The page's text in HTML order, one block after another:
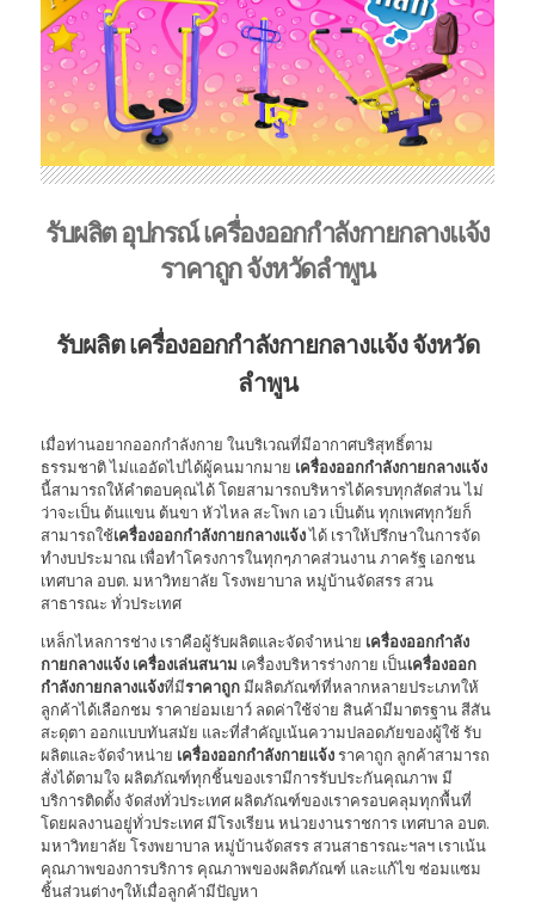
รับผลิต อุปกรณ์ เครื่องออกกำลังกายกลางแจ้ง
ราคาถูก จังหวัดลำพูน
รับผลิต เครื่องออกกำลังกายกลางแจ้ง จังหวัด
ลำพูน
เมื่อท่านอยากออกกำลังกาย ในบริเวณที่มีอากาศบริสุทธิ์ตาม
ธรรมชาติ ไม่แออัดไปได้ผู้คนมากมาย เครื่องออกกำลังกายกลางแจ้ง
นี้สามารถให้คำตอบคุณได้ โดยสามารถบริหารได้ครบทุกสัดส่วน ไม่
ว่าจะเป็น ต้นแขน ต้นขา หัวไหล สะโพก เอว เป็นต้น ทุกเพศทุกวัยก็
สามารถใช้เครื่องออกกำลังกายกลางแจ้งได้ เราให้ปรึกษาในการจัด
ทำงบประมาณ เพื่อทำโครงการในทุกๆภาคส่วนงาน ภาครัฐ เอกชน
เทศบาล อบต. มหาวิทยาลัย โรงพยาบาล หมู่บ้านจัดสรร สวน
สาธารณะ ทั่วประเทศ
เหล็กไหลการช่าง เราคือผู้รับผลิตและจัดจำหน่าย เครื่องออกกำลัง
กายกลางแจ้ง เครื่องเล่นสนาม เครื่องบริหารร่างกาย เป็นเครื่องออก
กำลังกายกลางแจ้งที่มีราคาถูกมีผลิตภัณฑ์ที่หลากหลายประเภทให้
ลูกค้าได้เลือกชม ราคาย่อมเยาว์ ลดค่าใช้จ่าย สินค้ามีมาตรฐาน สีสัน
สะดุตา ออกแบบทันสมัย และที่สำคัญเน้นความปลอดภัยของผู้ใช้ รับ
ผลิตและจัดจำหน่าย เครื่องออกกำลังกายแจ้งราคาถูก ลูกค้าสามารถ
สั่งได้ตามใจ ผลิตภัณฑ์ทุกชิ้นของเรามีการรับประกันคุณภาพ มี
บริการติดตั้ง จัดส่งทั่วประเทศ ผลิตภัณฑ์ของเราครอบคลุมทุกพื้นที่
โดยผลงานอยู่ทั่วประเทศ มีโรงเรียน หน่วยงานราชการ เทศบาล อบต.
มหาวิทยาลัย โรงพยาบาล หมู่บ้านจัดสรร สวนสาธารณะฯลฯ เราเน้น
คุณภาพของการบริการ คุณภาพของผลิตภัณฑ์ และแก้ไข ซ่อมแซม
ชิ้นส่วนต่างๆให้เมื่อลูกค้ามีปัญหา